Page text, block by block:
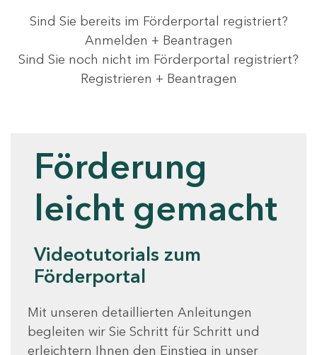
Sind Sie bereits im Förderportal registriert?
Anmelden + Beantragen
Sind Sie noch nicht im Förderportal registriert?
Registrieren + Beantragen
Förderung
leicht gemacht
Videotutorials zum
Förderportal
Mit unseren detaillierten Anleitungen
begleiten wir Sie Schritt für Schritt und
erleichtern Ihnen den Einstieg in unser